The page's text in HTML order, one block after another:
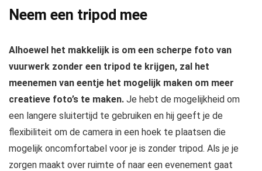
Neem een tripod mee
Alhoewel het makkelijk is om een scherpe foto van
vuurwerk zonder een tripod te krijgen, zal het
meenemen van eentje het mogelijk maken om meer
creatieve foto’s te maken. Je hebt de mogelijkheid om
een langere sluitertijd te gebruiken en hij geeft je de
flexibiliteit om de camera in een hoek te plaatsen die
mogelijk oncomfortabel voor je is zonder tripod. Als je je
zorgen maakt over ruimte of naar een evenement gaat